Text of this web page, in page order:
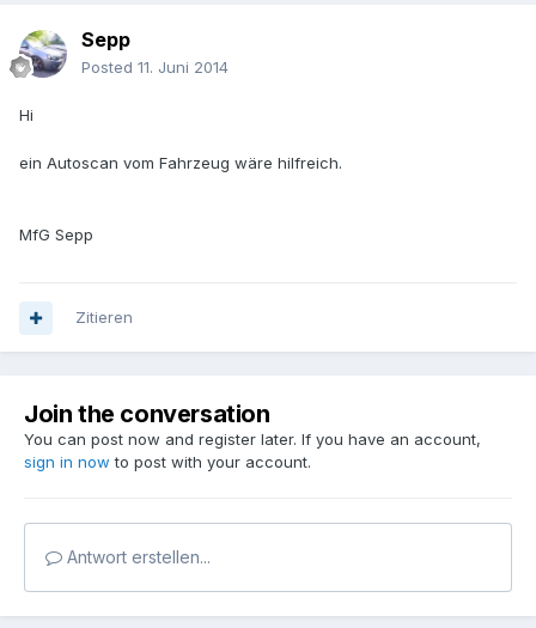
Sepp
Posted 11. Juni 2014
Hi
ein Autoscan vom Fahrzeug wäre hilfreich.
MfG Sepp
Zitieren
Join the conversation
You can post now and register later. If you have an account,
sign in now to post with your account.
Antwort erstellen...